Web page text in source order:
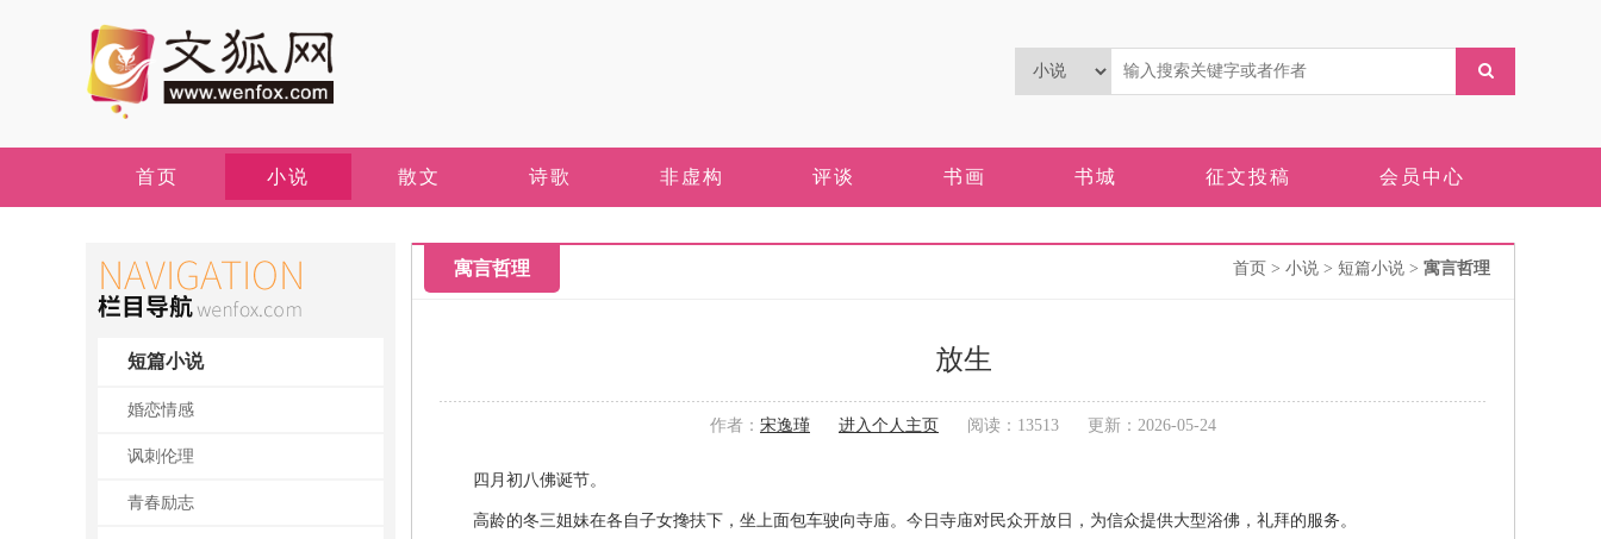
首页 小说 散文 诗歌 非虚构 评谈 书画 书城 征文投稿 会员中心
短篇小说
婚恋情感
讽刺伦理
青春励志
寓言哲理 首页 > 小说 > 短篇小说 > 寓言哲理
放生
作者： 宋逸瑾 进入个人主页 阅读：13513 更新：2026-05-24
四月初八佛诞节。
高龄的冬三姐妹在各自子女搀扶下，坐上面包车驶向寺庙。今日寺庙对民众开放日，为信众提供大型浴佛，礼拜的服务。